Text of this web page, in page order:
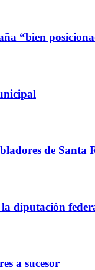
“bien
de Santa
diputación
a sucesor